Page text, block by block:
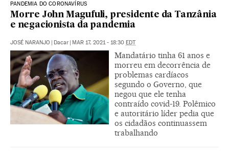
PANDEMIA DO CORONAVÍRUS
Morre John Magufuli, presidente da Tanzânia
e negacionista da pandemia
JOSÉ NARANJO Dacar MAR 17, 2021 - 18:30 EDT
Mandatário tinha 61 anos e
morreu em decorrência de
problemas cardíacos
segundo o Governo, que
negou que ele tenha
contraído covid-19. Polêmico
e autoritário líder pedia que
os cidadãos continuassem
trabalhando